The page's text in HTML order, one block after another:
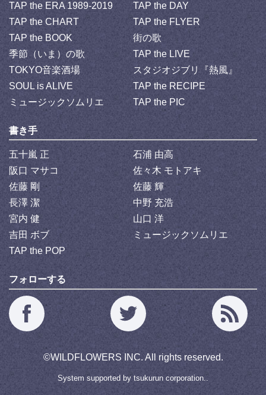
TAP the ERA 1989-2019
TAP the DAY
TAP the CHART
TAP the FLYER
TAP the BOOK
街の歌
季節（いま）の歌
TAP the LIVE
TOKYO音楽酒場
スタジオジブリ『熱風』
SOUL is ALIVE
TAP the RECIPE
ミュージックソムリエ
TAP the PIC
書き手
五十嵐 正
石浦 由高
阪口 マサコ
佐々木 モトアキ
佐藤 剛
佐藤 輝
長澤 潔
中野 充浩
宮内 健
山口 洋
吉田 ボブ
ミュージックソムリエ
TAP the POP
フォローする
©WILDFLOWERS INC. All rights reserved.
System supported by tsukurun corporation..